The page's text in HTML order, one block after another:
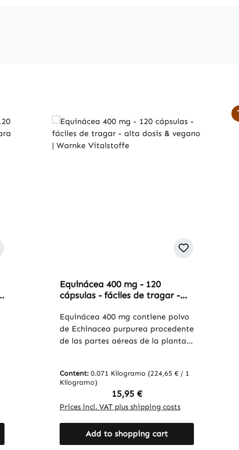
Equinácea 400 mg - 120
cápsulas - fáciles de tragar -
Vitalstoffe
Equinácea 400 mg contiene polvo
de Echinacea purpurea procedente
de las partes aéreas de la planta.
mientras que la L-leucina y la
celulosa microcristalina se utilizan
como excipientes. Con 120
cápsulas por envase, este
producto ofrece una forma sencilla
de integrar la equinácea en la
Content: 0.071 Kilogramo (224,65 € / 1
Kilogramo)
Regular price:
15,95 €
Prices incl. VAT plus shipping costs
Add to shopping cart